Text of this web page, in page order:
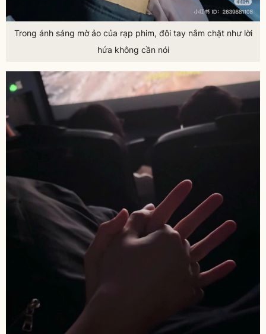
Trong ánh sáng mờ ảo của rạp phim, đôi tay nắm chặt như lời
hứa không cần nói